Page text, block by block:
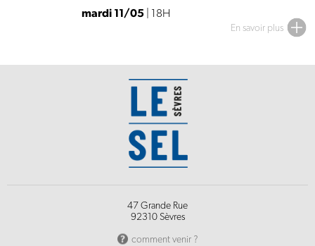
mardi 11/05| 18H
En savoir plus
47 Grande Rue
92310 Sèvres
comment venir ?